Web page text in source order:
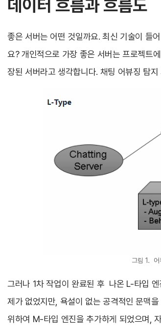
데이터 흐름과 흐름도
좋은 서버는 어떤 것일까요. 최신 기술이 들
요? 개인적으로 가장 좋은 서버는 프로젝트
장된 서버라고 생각합니다. 채팅 어뷰징 탐
그림 1. 어
그러나 1차 작업이 완료된 후 나온 L-타입
제가 없었지만, 욕설이 없는 공격적인 문맥
위하여 M-타입 엔진을 추가하게 되었으며,